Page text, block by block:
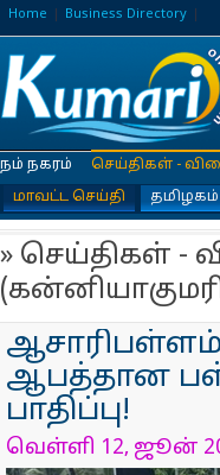
Home Business Directory
நம் நகரம்
செய்திகள் -
மாவட்ட செய்தி
தமிழகம்
» செய்திகள் -
ஆபத்தான
பாதிப்பு!
வெள்ளி 12, ஜூன்